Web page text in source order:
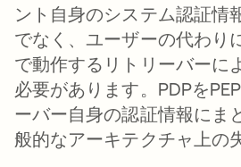
ント自身のシステム認証情
でなく、ユーザーの代わり
で動作するリトリーバーに
必要があります。PDPを
ーバー自身の認証情報にま
般的なアーキテクチャ上の